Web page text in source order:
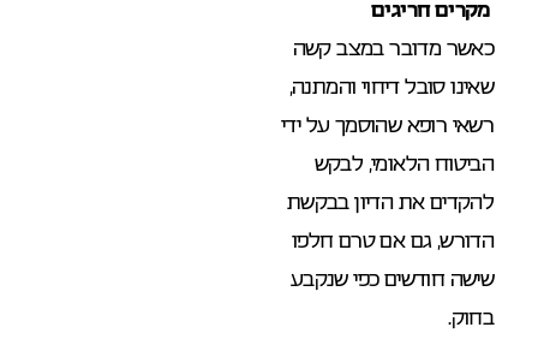
מקרים חריגים
כאשר מדובר במצב קשה
שאינו סובל דיחוי והמתנה,
רשאי רופא שהוסמך על ידי
הביטוח הלאומי, לבקש
להקדים את הדיון בבקשת
הדורש, גם אם טרם חלפו
שישה חודשים כפי שנקבע
בחוק.